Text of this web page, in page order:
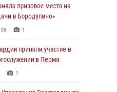
в Перми
1
призовое место на
в Бородулино»
1
приняли участие в
в Перми
1